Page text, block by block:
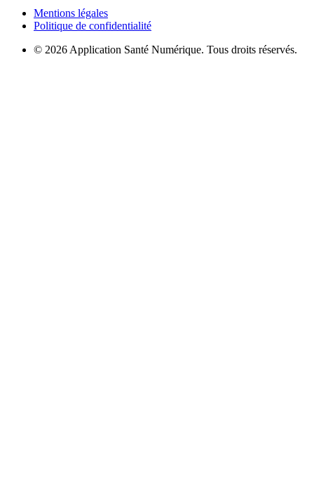
Mentions légales
Politique de confidentialité
© 2026 Application Santé Numérique. Tous droits réservés.